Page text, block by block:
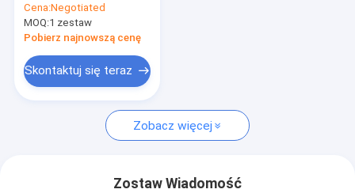
Maszyna do kontroli wizualnej
grawerowania
laserowego z rurą
PCV 20 W Uv
Cena:Negotiated
MOQ:1 zestaw
Pobierz najnowszą cenę
Skontaktuj się teraz
Zobacz więcej
Zostaw Wiadomość